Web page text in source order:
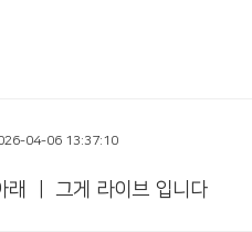
04-06 13:37:10
래 ㅣ 그게 라이브 입니다